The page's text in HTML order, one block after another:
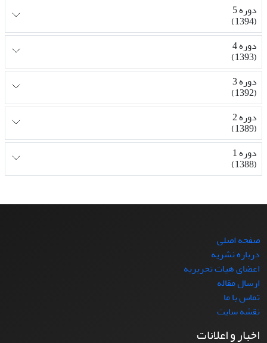
دوره 5
(1394)
دوره 4
(1393)
دوره 3
(1392)
دوره 2
(1389)
دوره 1
(1388)
صفحه اصلی
درباره نشریه
اعضای هیات تحریریه
ارسال مقاله
تماس با ما
نقشه سایت
اخبار و اعلانات